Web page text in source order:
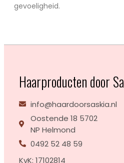
gevoeligheid.
Haarproducten door
info@haardoorsaskia.nl
Oostende 18 5702
NP Helmond
0492 52 48 59
KvK: 17102814